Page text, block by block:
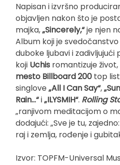
Napisan i izvršno
objavljen nakon što je
majka,„Sincerely,“je njen
Album koji je
duboke ljubavi i zadivljujući
koji Uchis romantizuje
mesto Billboard 200 top
singlove „All I Can Say“,
Rain…“i„ILYSMIH“. Rolling
„ranjivom meditacijom o
dodajući: „Sve je tu,
raj i zemlja, rođenje i
Izvor: TOPFM-Universal